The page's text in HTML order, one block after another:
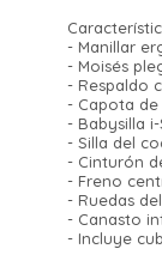
- Manillar
- Moisés
- Respaldo
- Capota de
- Babysilla
- Silla del
- Cinturón
- Freno
- Ruedas
- Canasto
- Incluye